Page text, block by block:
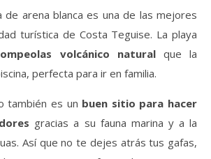
de arena blanca es una de las mejores
turística de Costa Teguise. La playa
volcánico naturalque la
perfecta para ir en familia.
también es un buen sitio para hacer
gracias a su fauna marina y a la
Así que no te dejes atrás tus gafas,